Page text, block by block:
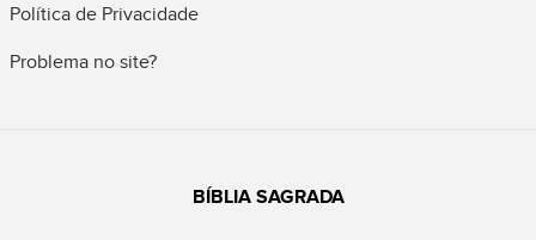
Política de Privacidade
Problema no site?
BÍBLIA SAGRADA